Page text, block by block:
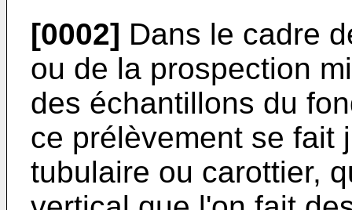
[0002] Dans le cadre
ou de la prospection
des échantillons du
ce prélèvement se fait
tubulaire ou carottier,